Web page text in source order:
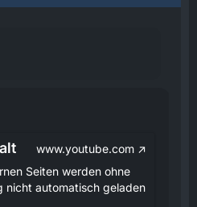
www.youtube.com
Seiten werden ohne
nicht automatisch geladen